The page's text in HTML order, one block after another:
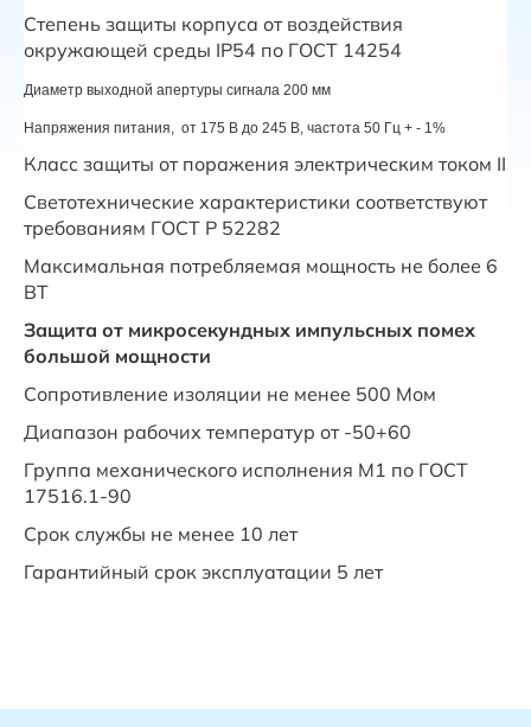
Степень защиты корпуса от воздействия
окружающей среды IP54 по ГОСТ 14254
Диаметр выходной апертуры сигнала 200 мм
Напряжения питания, от 175 В до 245 В, частота 50 Гц + - 1%
Класс защиты от поражения электрическим током II
Светотехнические характеристики соответствуют
требованиям ГОСТ Р 52282
Максимальная потребляемая мощность не более 6
ВТ
Защита от микросекундных импульсных помех
большой мощности
Сопротивление изоляции не менее 500 Мом
Диапазон рабочих температур от -50+60
Группа механического исполнения М1 по ГОСТ
17516.1-90
Срок службы не менее 10 лет
Гарантийный срок эксплуатации 5 лет